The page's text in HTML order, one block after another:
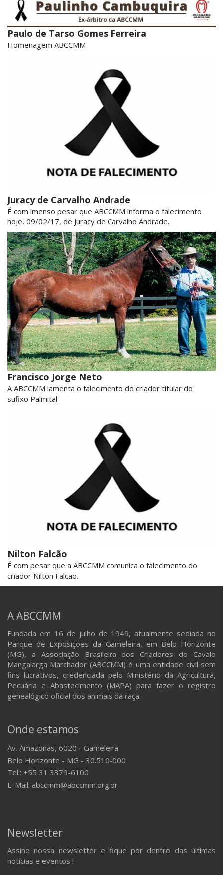
Paulo de Tarso Gomes Ferreira
Homenagem ABCCMM
Juracy de Carvalho Andrade
É com imenso pesar que ABCCMM informa o falecimento
hoje, 09/02/17, de Juracy de Carvalho Andrade.
Francisco Jorge Neto
A ABCCMM lamenta o falecimento do criador titular do
sufixo Palmital
Nilton Falcão
É com pesar que a ABCCMM comunica o falecimento do
criador Nilton Falcão.
A ABCCMM
Fundada em 16 de julho de 1949, atualmente sediada no
Parque de Exposições da Gameleira, em Belo Horizonte
(MG), a Associação Brasileira dos Criadores do Cavalo
Mangalarga Marchador (ABCCMM) é uma entidade civil sem
fins lucrativos, credenciada pelo Ministério da Agricultura,
Pecuária e Abastecimento (MAPA) para fazer o registro
genealógico oficial dos animais da raça.
Onde estamos
Av. Amazonas, 6020 - Gameleira
Belo Horizonte - MG - 30.510-000
Tel.: +55 31 3379-6100
E-Mail: abccmm@abccmm.org.br
Newsletter
Assine nossa newsletter e fique por dentro das últimas
notícias e eventos !